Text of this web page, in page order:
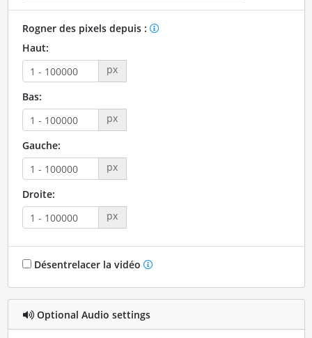
Rogner des pixels depuis :
Haut:
px
Bas:
px
Gauche:
px
Droite:
px
Désentrelacer la vidéo
Optional Audio settings